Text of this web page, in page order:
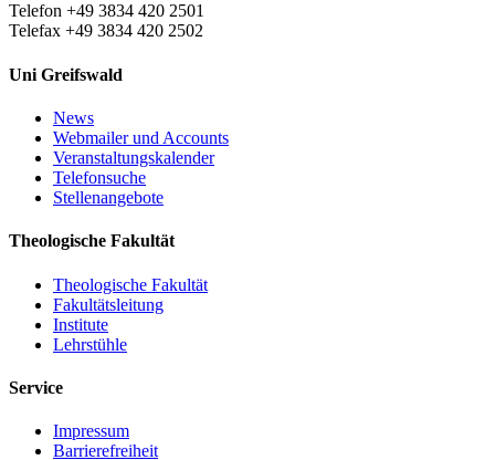
Telefon +49 3834 420 2501
Telefax +49 3834 420 2502
Uni Greifswald
News
Webmailer und Accounts
Veranstaltungskalender
Telefonsuche
Stellenangebote
Theologische Fakultät
Theologische Fakultät
Fakultätsleitung
Institute
Lehrstühle
Service
Impressum
Barrierefreiheit